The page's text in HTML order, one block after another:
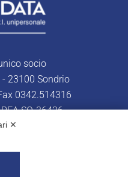
socio
- 23100 Sondrio
0342.514316
SO-36426
✕